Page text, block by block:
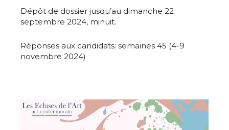
Nom
Prénom
J'accepte lestermes et conditions
Dépôt de dossier jusqu’au dimanche 22
septembre 2024, minuit.
Réponses aux candidats: semaines 45 (4-9
novembre 2024)